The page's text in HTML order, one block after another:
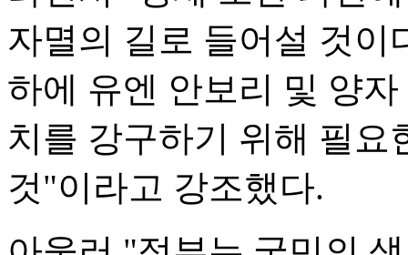
자멸의 길로 들어설 것이
하에 유엔 안보리 및 양
치를 강구하기 위해 필요
것"이라고 강조했다.